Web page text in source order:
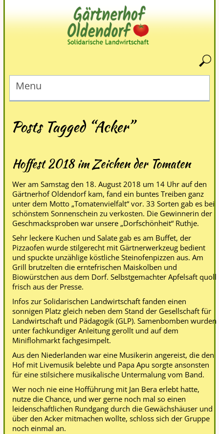
Menu
Posts Tagged “Acker”
Hoffest 2018 im Zeichen der Tomaten
Wer am Samstag den 18. August 2018 um 14 Uhr auf den
Gärtnerhof Oldendorf kam, fand ein buntes Treiben ganz
unter dem Motto „Tomatenvielfalt“ vor. 33 Sorten gab es bei
schönstem Sonnenschein zu verkosten. Die Gewinnerin der
Geschmacksproben war unsere „Dorfschönheit“ Ruthje.
Sehr leckere Kuchen und Salate gab es am Buffet, der
Pizzaofen wurde stilgerecht mit Gärtnerwerkzeug bedient
und spuckte unzählige köstliche Steinofenpizzen aus. Am
Grill brutzelten die erntefrischen Maiskolben und
Biowürstchen aus dem Dorf. Selbstgemachter Apfelsaft quoll
frisch aus der Presse.
Infos zur Solidarischen Landwirtschaft fanden einen
sonnigen Platz gleich neben dem Stand der Gesellschaft für
Landwirtschaft und Pädagogik (GLP). Samenbomben wurden
unter fachkundiger Anleitung gerollt und auf dem
Miniflohmarkt fachgesimpelt.
Aus den Niederlanden war eine Musikerin angereist, die den
Hof mit Livemusik belebte und Papa Apu sorgte ansonsten
für eine stilsichere musikalische Untermalung vom Band.
Wer noch nie eine Hofführung mit Jan Bera erlebt hatte,
nutze die Chance, und wer gerne noch mal so einen
leidenschaftlichen Rundgang durch die Gewächshäuser und
über den Acker mitmachen wollte, schloss sich der Gruppe
noch einmal an.